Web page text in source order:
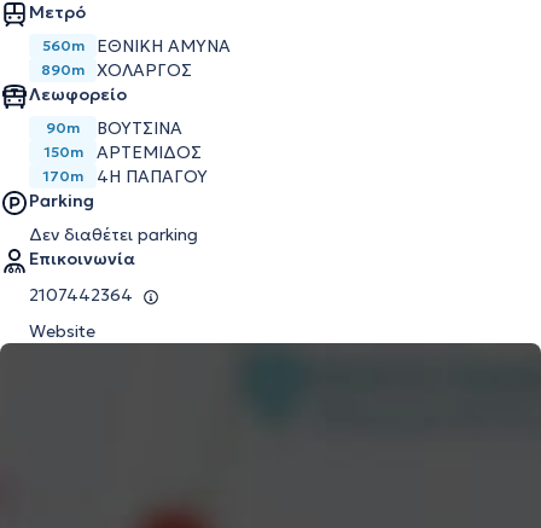
Μετρό
560m ΕΘΝΙΚΉ ΆΜΥΝΑ
890m
ΧΟΛΑΡΓΌΣ
Λεωφορείο
90m ΒΟΥΤΣΙΝΑ
150m ΑΡΤΕΜΙΔΟΣ
170m
4Η ΠΑΠΑΓΟΥ
Parking
Δεν διαθέτει parking
Επικοινωνία
2107442364
Website